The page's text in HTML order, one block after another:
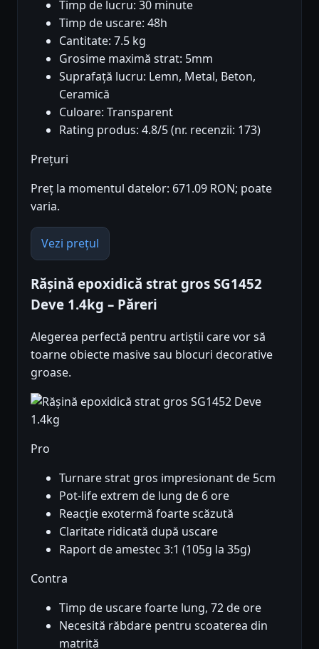
Timp de lucru: 30 minute
Timp de uscare: 48h
Cantitate: 7.5 kg
Grosime maximă strat: 5mm
Suprafață lucru: Lemn, Metal, Beton,
Ceramică
Culoare: Transparent
Rating produs: 4.8/5 (nr. recenzii: 173)
Prețuri
Preț la momentul datelor: 671.09 RON; poate
varia.
Vezi prețul
Rășină epoxidică strat gros SG1452
Deve 1.4kg – Păreri
Alegerea perfectă pentru artiștii care vor să
toarne obiecte masive sau blocuri decorative
groase.
Pro
Turnare strat gros impresionant de 5cm
Pot-life extrem de lung de 6 ore
Reacție exotermă foarte scăzută
Claritate ridicată după uscare
Raport de amestec 3:1 (105g la 35g)
Contra
Timp de uscare foarte lung, 72 de ore
Necesită răbdare pentru scoaterea din
matrită